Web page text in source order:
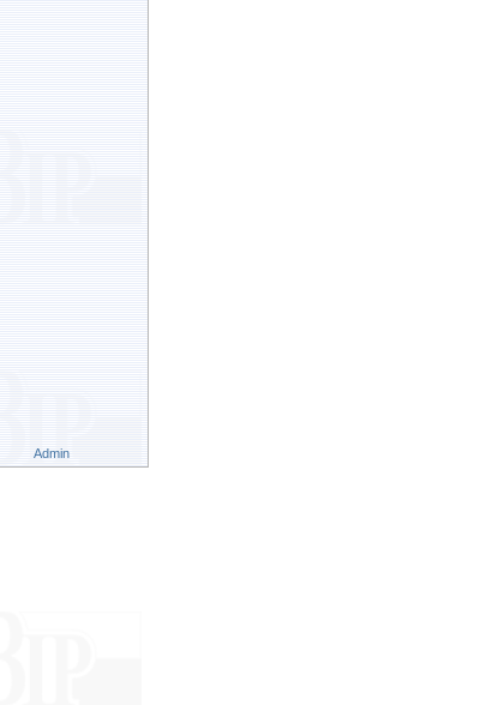
Admin